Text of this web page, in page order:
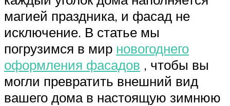
магией праздника, и фасад не
исключение. В статье мы
погрузимся в мир новогоднего
оформления фасадов , чтобы вы
могли превратить внешний вид
вашего дома в настоящую зимнюю